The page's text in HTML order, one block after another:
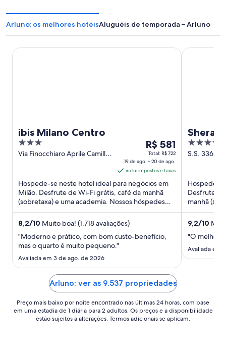
Arluno: os melhores hotéisAluguéis de temporada – Arluno
ibis Milano Centro
3
out
Via Finocchiaro Aprile Camillo
O
preço
é
de
R$ 581
por
diária
estadia
de
ago.
a
20
de
ago..
R$ 581
Total: R$ 722
19 de ago. – 20 de ago.
inclui impostos e taxas
Hospede-se neste hotel ideal para negócios em
Milão. Desfrute de Wi-Fi grátis, café da manhã
(sobretaxa) e uma academia. Nossos hóspedes
elogiam o café da manhã ...
8,2/10 Muito boa! (1.718 avaliações)
"Moderno e prático, com bom custo-benefício,
mas o quarto é muito pequeno."
Avaliada em 3 de ago. de 2026
ibis Milano Centro
Airport
Center
4
out
S.S. 336
Hospede-
Desfrute
manhã
Nossos
9,2/10
"O melhor
Avaliada em
Sheraton
Arluno: ver as 9.537 propriedades
Preço mais baixo por noite encontrado nas últimas 24 horas, com base
em uma estadia de 1 diária para 2 adultos. Os preços e a disponibilidade
estão sujeitos a alterações. Termos adicionais se aplicam.